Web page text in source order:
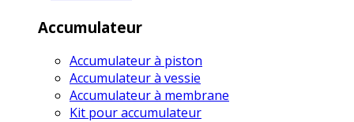
Accumulateur
Accumulateur à piston
Accumulateur à vessie
Accumulateur à membrane
Kit pour accumulateur